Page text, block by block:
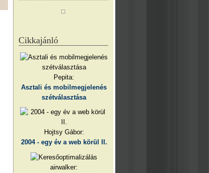
Cikkajánló
Pepita:
Asztali és mobilmegjelenés
szétválasztása
Hojtsy Gábor:
2004 - egy év a web körül II.
airwalker: